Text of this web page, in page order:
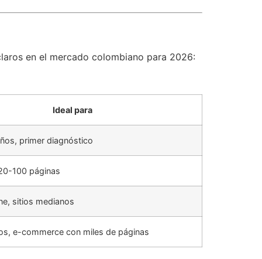
en el mercado colombiano para 2026:
Ideal para
primer diagnóstico
100 páginas
sitios medianos
e-commerce con miles de páginas